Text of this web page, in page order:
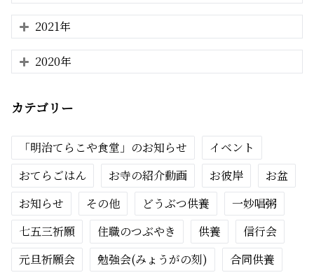
2021年
2020年
カテゴリー
「明治てらこや食堂」のお知らせ
イベント
おてらごはん
お寺の紹介動画 お彼岸
お盆
お知らせ
その他 どうぶつ供養
一妙唱粥
七五三祈願
住職のつぶやき 供養
信行会
元旦祈願会
勉強会(みょうがの刻)
合同供養